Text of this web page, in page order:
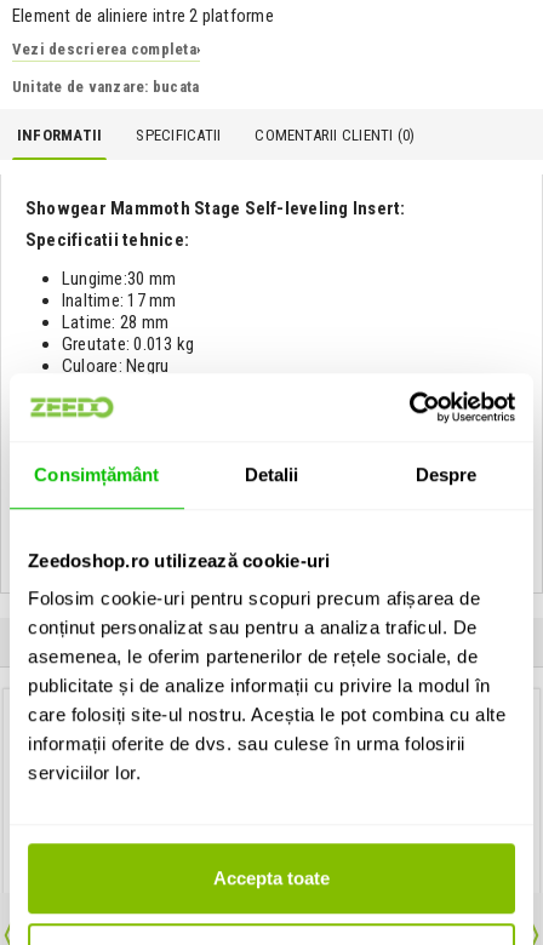
Consimțământ Detalii Despre
Zeedoshop.ro utilizează cookie-uri
Folosim cookie-uri pentru scopuri precum afișarea de
conținut personalizat sau pentru a analiza traficul. De
asemenea, le oferim partenerilor de rețele sociale, de
publicitate și de analize informații cu privire la modul în
care folosiți site-ul nostru. Aceștia le pot combina cu alte
informații oferite de dvs. sau culese în urma folosirii
serviciilor lor.
Accepta toate
Element de aliniere intre 2 platforme
Vezi descrierea completa›
Unitate de vanzare: bucata
INFORMATII SPECIFICATII COMENTARII CLIENTI (0)
Showgear Mammoth Stage Self-leveling Insert:
Specificatii tehnice:
Lungime:30 mm
Inaltime: 17 mm
Latime: 28 mm
Greutate: 0.013 kg
Culoare: Negru
Vezi toate produsele de tip
Vezi toate produsele producatoruluiShowgear
Clientii care au cumparat acest produs au mai cumparat si:
Podium scena
Showgear Mammoth Dex 1 x 0.5 m
MAI MULTE
3,282 Lei
ADAUGA IN COS